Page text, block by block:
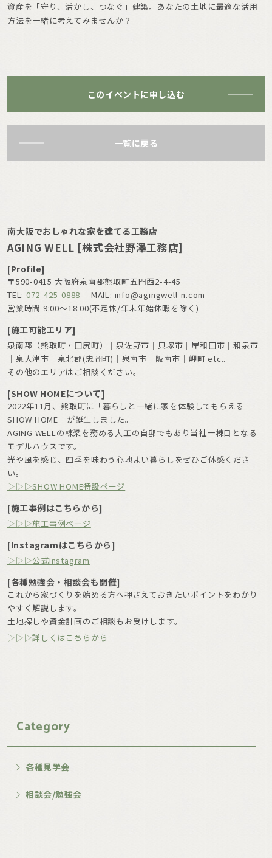
資産を「守り、活かし、つなぐ」建築。あなたの土地に最適な活用
方法を一緒に考えてみませんか？
一覧に戻る
このイベントに申し込む
南大阪でおしゃれな家を建てる工務店
AGING WELL [株式会社野澤工務店]
[Profile]
〒590-0415 大阪府泉南郡熊取町五門西2-4-45
TEL: 072-425-0888
MAIL: info@agingwell-n.com
営業時間 9:00〜18:00(不定休/年末年始休暇を除く)
[施工可能エリア]
泉南郡（熊取町・田尻町）｜泉佐野市｜貝塚市｜岸和田市｜和泉市
｜泉大津市｜泉北郡(忠岡町)｜泉南市｜阪南市｜岬町 etc..
その他のエリアはご相談ください。
[SHOW HOMEについて]
2022年11月、熊取町に「暮らしと一緒に家を体験してもらえる
SHOW HOME」が誕生しました。
AGING WELLの棟梁を務める大工の自邸でもあり当社一棟目となる
モデルハウスです。
光や風を感じ、四季を味わう心地よい暮らしをぜひご体感くださ
い。
▷▷▷SHOW HOME特設ページ
[施工事例はこちらから]
▷▷▷施工事例ページ
[Instagramはこちらから]
▷▷▷公式Instagram
[各種勉強会・相談会も開催]
これから家づくりを始める方へ押さえておきたいポイントをわかり
やすく解説します。
土地探しや資金計画のご相談もお受けします。
▷▷▷詳しくはこちらから
Category
各種見学会
相談会/勉強会